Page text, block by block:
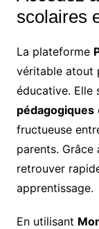
scolaires
La plateforme
véritable atout
éducative. Elle
pédagogiques
fructueuse
parents.
retrouver
apprentissage.
En utilisant